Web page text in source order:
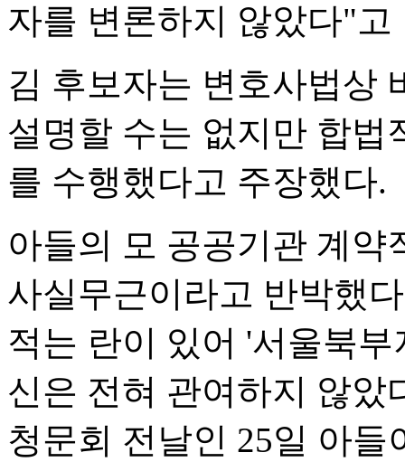
자를 변론하지 않았다"고
김 후보자는 변호사법상
설명할 수는 없지만 합법
를 수행했다고 주장했다.
아들의 모 공공기관 계약
사실무근이라고 반박했
적는 란이 있어 '서울북
신은 전혀 관여하지 않았
청문회 전날인 25일 아